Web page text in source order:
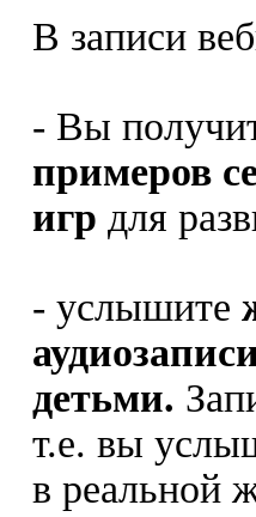
В записи
- Вы
примеров
игр для
- услышите
детьми.
т.е. вы
в реальной